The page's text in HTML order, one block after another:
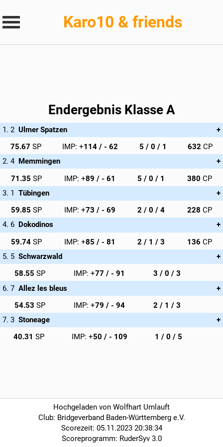
Karo10 & friends
Endergebnis Klasse A
Ulmer Spatzen
Dr. Andreas Stoll (158 CP), Thomas Alraun (158 CP), Marie-Luise
Neugebauer (158 CP), Heidi Küppers (158 CP)
75.67 114 5 / 0 / 1
632
Memmingen
Heinrich Nowak (95 CP), Georg Balabanov (95 CP), Tomasz Krol
(95 CP), Peter Obenhuber (95 CP)
71.35 89 5 / 0 / 1
380
Tübingen
Matthias Laukenmann (57 CP), Friedemann Bittner (57 CP), Dr.
Susanna Piazzera (57 CP), Adam Hilse (57 CP)
59.85 73 2 / 0 / 4
228
Dokodinos
Stefan Gezeck (34 CP), Ralf Schmidt (34 CP), Hans-Peter Gompf
(34 CP), Monika Gompf (34 CP)
59.74 85 2 / 1 / 3
136
Schwarzwald
Wilfried Brauner, Elfriede Brauner, Sonja Kilian, Horst Kilian
58.55 77
3 / 0 / 3
Allez les bleus
Christiane Krakat, Annette Karo-Stichert, Susanne Cörlin, Gabriela
Fuchs
54.53 79
2 / 1 / 3
Stoneage
Ralph Hungerbühler, Dr. Alexia Kallia, Dr. Horst Oehler, Helga
40.31 50 1 / 0 / 5
Hochgeladen von Wolfhart Umlauft
Club: Bridgeverband Baden-Württemberg e.V.
Scorezeit: 05.11.2023 20:38:34
Scoreprogramm: RuderSyv 3.0